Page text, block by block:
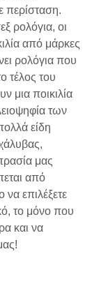
περίσταση.
ρολόγια, οι
από μάρκες
ρολόγια που
τέλος του
μια ποικιλία
των
είδη
μας
από
να επιλέξετε
το μόνο που
και να